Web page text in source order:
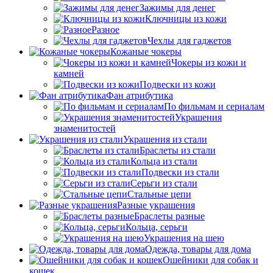
Зажимы для денег
Ключницы из кожи
Разное
Чехлы для гаджетов
Кожаные чокеры
Чокеры из кожи и
камней
Подвески из кожи
Фан атрибутика
По фильмам и сериалам
Украшения
знаменитостей
Украшения из стали
Браслеты из стали
Кольца из стали
Подвески из стали
Серьги из стали
Стальные цепи
Разные украшения
Браслеты разные
Кольца, серьги
Украшения на шею
Одежда, товары для дома
Ошейники для собак и
кошек